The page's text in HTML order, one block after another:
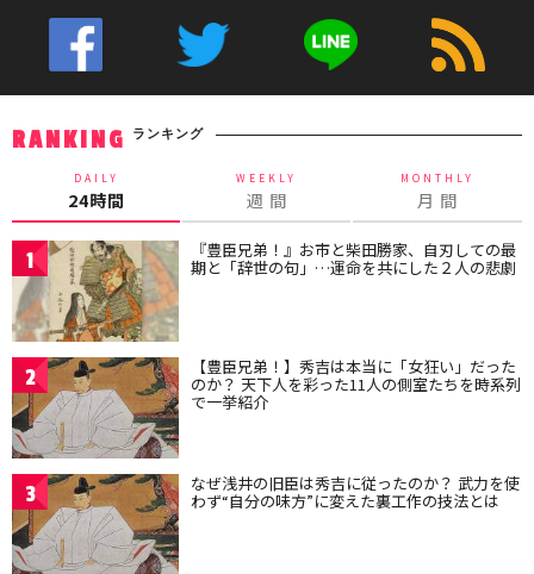
RANKING ランキング
DAILY
24時間
WEEKLY
週 間
MONTHLY
月 間
1 『豊臣兄弟！』お市と柴田勝家、自刃しての最
期と「辞世の句」…運命を共にした２人の悲劇
2 【豊臣兄弟！】秀吉は本当に「女狂い」だった
のか？ 天下人を彩った11人の側室たちを時系列
で一挙紹介
3 なぜ浅井の旧臣は秀吉に従ったのか？ 武力を使
わず“自分の味方”に変えた裏工作の技法とは